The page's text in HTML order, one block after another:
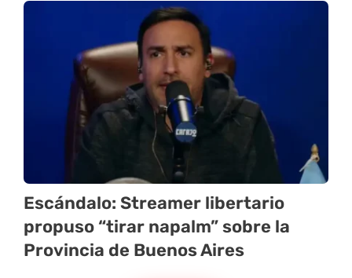
Escándalo: Streamer libertario
propuso “tirar napalm” sobre la
Provincia de Buenos Aires